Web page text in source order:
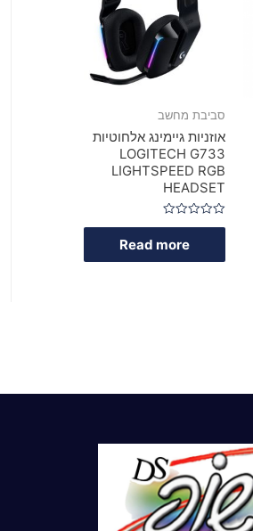
סביבת מחשב
אוזניות גיימינג אלחוטיות
LOGITECH G733
LIGHTSPEED RGB
HEADSET
Rated
Read more